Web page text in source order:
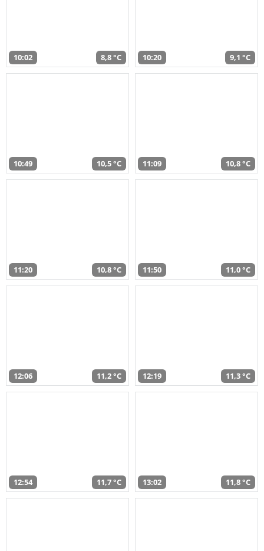
10:02 8,8 °C 10:20 9,1 °C
10:49 10,5 °C 11:09 10,8 °C
11:20 10,8 °C 11:50 11,0 °C
12:06 11,2 °C 12:19 11,3 °C
12:54 11,7 °C 13:02 11,8 °C